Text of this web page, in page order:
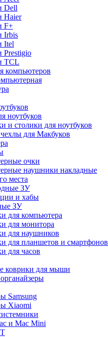
Dell
Haier
F+
Irbis
Itel
Prestigio
TCL
компьютеров
ноутбуков
и столики для ноутбуков
для Макбуков
очки
наушники накладные
места
ЗУ
и хабы
ЗУ
для компьютера
для монитора
для наушников
для планшетов и смартфонов
для часов
коврики для мыши
Samsung
Xiaomi
и Mac Mini